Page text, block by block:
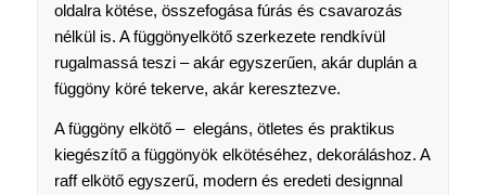
oldalra kötése, összefogása fúrás és csavarozás
nélkül is. A függönyelkötő szerkezete rendkívül
rugalmassá teszi – akár egyszerűen, akár duplán a
függöny köré tekerve, akár keresztezve.
A függöny elkötő – elegáns, ötletes és praktikus
kiegészítő a függönyök elkötéséhez, dekoráláshoz. A
raff elkötő egyszerű, modern és eredeti designnal